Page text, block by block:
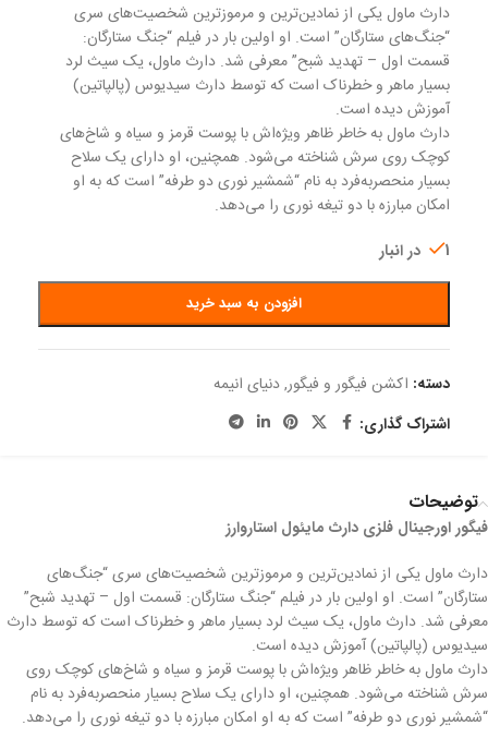
دارث ماول یکی از نمادین‌ترین و مرموزترین شخصیت‌های سری
“جنگ‌های ستارگان” است. او اولین بار در فیلم “جنگ ستارگان:
قسمت اول – تهدید شبح” معرفی شد. دارث ماول، یک سیث لرد
بسیار ماهر و خطرناک است که توسط دارث سیدیوس (پالپاتین)
آموزش دیده است.
دارث ماول به خاطر ظاهر ویژه‌اش با پوست قرمز و سیاه و شاخ‌های
کوچک روی سرش شناخته می‌شود. همچنین، او دارای یک سلاح
بسیار منحصربه‌فرد به نام “شمشیر نوری دو طرفه” است که به او
امکان مبارزه با دو تیغه نوری را می‌دهد.
1 در انبار
افزودن به سبد خرید
دسته: اکشن فیگور و فیگور,دنیای انیمه
اشتراک گذاری:
توضیحات
فیگور اورجینال فلزی دارث مایئول استاروارز
دارث ماول یکی از نمادین‌ترین و مرموزترین شخصیت‌های سری “جنگ‌های
ستارگان” است. او اولین بار در فیلم “جنگ ستارگان: قسمت اول – تهدید شبح”
معرفی شد. دارث ماول، یک سیث لرد بسیار ماهر و خطرناک است که توسط دارث
سیدیوس (پالپاتین) آموزش دیده است.
دارث ماول به خاطر ظاهر ویژه‌اش با پوست قرمز و سیاه و شاخ‌های کوچک روی
سرش شناخته می‌شود. همچنین، او دارای یک سلاح بسیار منحصربه‌فرد به نام
“شمشیر نوری دو طرفه” است که به او امکان مبارزه با دو تیغه نوری را می‌دهد.